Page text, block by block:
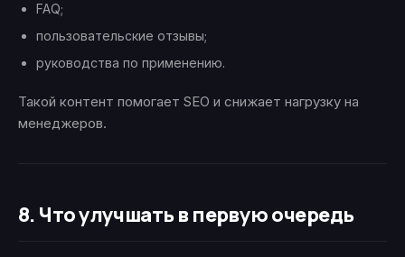
FAQ;
пользовательские отзывы;
руководства по применению.
Такой контент помогает SEO и снижает нагрузку на
менеджеров.
8. Что улучшать в первую очередь